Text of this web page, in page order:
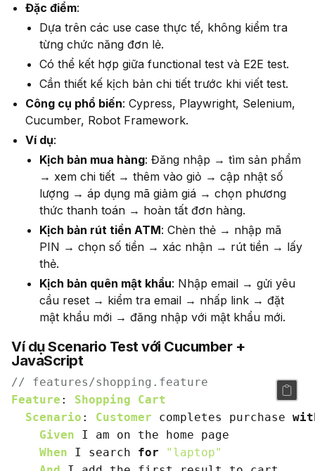
Đặc điểm:
Dựa trên các use case thực tế, không kiểm tra
từng chức năng đơn lẻ.
Có thể kết hợp giữa functional test và E2E test.
Cần thiết kế kịch bản chi tiết trước khi viết test.
Công cụ phổ biến: Cypress, Playwright, Selenium,
Cucumber, Robot Framework.
Ví dụ:
Kịch bản mua hàng: Đăng nhập → tìm sản phẩm
→ xem chi tiết → thêm vào giỏ → cập nhật số
lượng → áp dụng mã giảm giá → chọn phương
thức thanh toán → hoàn tất đơn hàng.
Kịch bản rút tiền ATM: Chèn thẻ → nhập mã
PIN → chọn số tiền → xác nhận → rút tiền → lấy
thẻ.
Kịch bản quên mật khẩu: Nhập email → gửi yêu
cầu reset → kiểm tra email → nhấp link → đặt
mật khẩu mới → đăng nhập với mật khẩu mới.
Ví dụ Scenario Test với Cucumber +
JavaScript
// features/shopping.feature
Feature : Shopping
Cart
Scenario : Customer completes purchase
Given I am on the home page
When I search for
"laptop"